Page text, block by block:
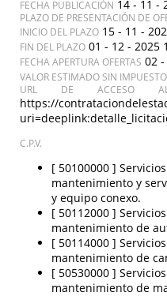
FECHA PUBLICACIÓN 14 - 11 -
PLAZO DE PRESENTACIÓN DE
INICIO DEL PLAZO 15 - 11 -
FIN DEL PLAZO 01 - 12 - 2025
FECHA APERTURA OFERTAS 02
VALOR ESTIMADO SIN
URL DE ACCESO
https://
C.P.V.
[ 50100000 ]
mantenimiento y
y equipo conexo.
[ 50112000 ]
mantenimiento de
[ 50114000 ]
mantenimiento de
[ 50530000 ]
mantenimiento de